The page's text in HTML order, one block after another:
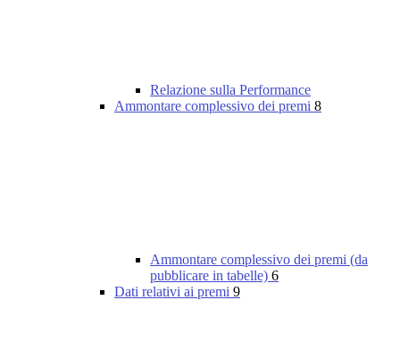
Relazione sulla Performance
Ammontare complessivo dei premi 8
Ammontare complessivo dei premi (da
pubblicare in tabelle) 6
Dati relativi ai premi 9